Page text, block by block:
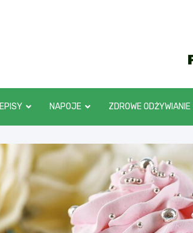
NAPOJE ZDROWE ODŻYWIANIE